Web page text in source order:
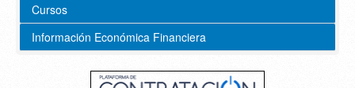
Cursos
Información Económica Financiera